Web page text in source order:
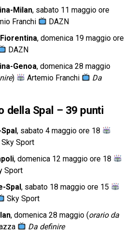
Milan, sabato 11 maggio ore
Franchi
DAZN
, domenica 19 maggio ore
DAZN
Genoa, domenica 28 maggio
) Artemio Franchi
Da
della Spal – 39 punti
, sabato 4 maggio ore 18
Sky Sport
, domenica 12 maggio ore 18
Sport
Spal, sabato 18 maggio ore 15
Sky Sport
, domenica 28 maggio (orario da
Da definire